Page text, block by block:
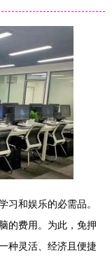
习和娱乐的必需品。
的费用。为此，免押
种灵活、经济且便捷